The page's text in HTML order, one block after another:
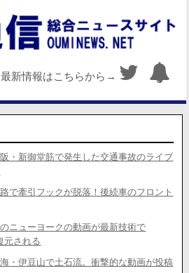
最新情報はこちらから→
阪・新御堂筋で発生した交通事故のライブ
で牽引フックが脱落！後続車のフロント
のニューヨークの動画が最新技術で
元される
海・伊豆山で土石流。衝撃的な動画が投稿